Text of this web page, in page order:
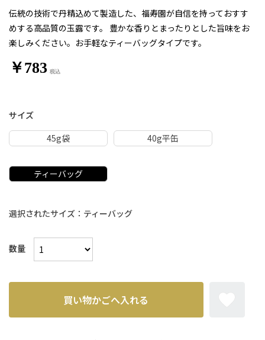
伝統の技術で丹精込めて製造した、福寿園が自信を持っておすす
めする高品質の玉露です。 豊かな香りとまったりとした旨味をお
楽しみください。お手軽なティーバッグタイプです。
￥783
サイズ
45g袋
40g平缶
ティーバッグ
選択されたサイズ：ティーバッグ
数量